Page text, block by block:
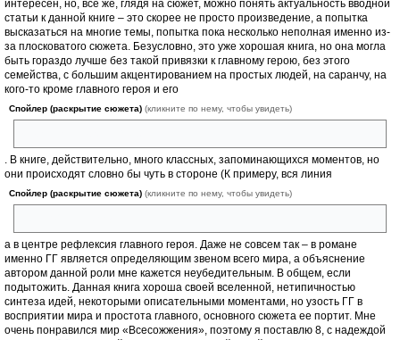
интересен, но, все же, глядя на сюжет, можно понять актуальность вводной
статьи к данной книге – это скорее не просто произведение, а попытка
высказаться на многие темы, попытка пока несколько неполная именно из-
за плосковатого сюжета. Безусловно, это уже хорошая книга, но она могла
быть гораздо лучше без такой привязки к главному герою, без этого
семейства, с большим акцентированием на простых людей, на саранчу, на
кого-то кроме главного героя и его
Спойлер (раскрытие сюжета) (кликните по нему, чтобы увидеть)
. В книге, действительно, много классных, запоминающихся моментов, но
они происходят словно бы чуть в стороне (К примеру, вся линия
Спойлер (раскрытие сюжета) (кликните по нему, чтобы увидеть)
а в центре рефлексия главного героя. Даже не совсем так – в романе
именно ГГ является определяющим звеном всего мира, а объяснение
автором данной роли мне кажется неубедительным. В общем, если
подытожить. Данная книга хороша своей вселенной, нетипичностью
синтеза идей, некоторыми описательными моментами, но узость ГГ в
восприятии мира и простота главного, основного сюжета ее портит. Мне
очень понравился мир «Всесожжения», поэтому я поставлю 8, с надеждой